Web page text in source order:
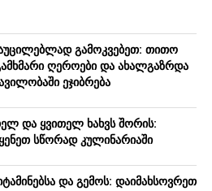
გამოკვებეთ: თითო
ღეროები და ახალგაზრდა
ეჯიბრება
და ყვითელ ხახვს შორის:
სწორად კულინარიაში
და გემოს: დაიმახსოვრეთ